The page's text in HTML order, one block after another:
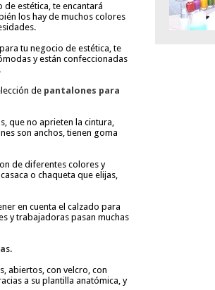
estética, te encantará
los hay de muchos colores
tu negocio de estética, te
y están confeccionadas
de pantalones para
que no aprieten la cintura,
son anchos, tienen goma
de diferentes colores y
o chaqueta que elijas,
en cuenta el calzado para
y trabajadoras pasan muchas
s.
abiertos, con velcro, con
a su plantilla anatómica, y